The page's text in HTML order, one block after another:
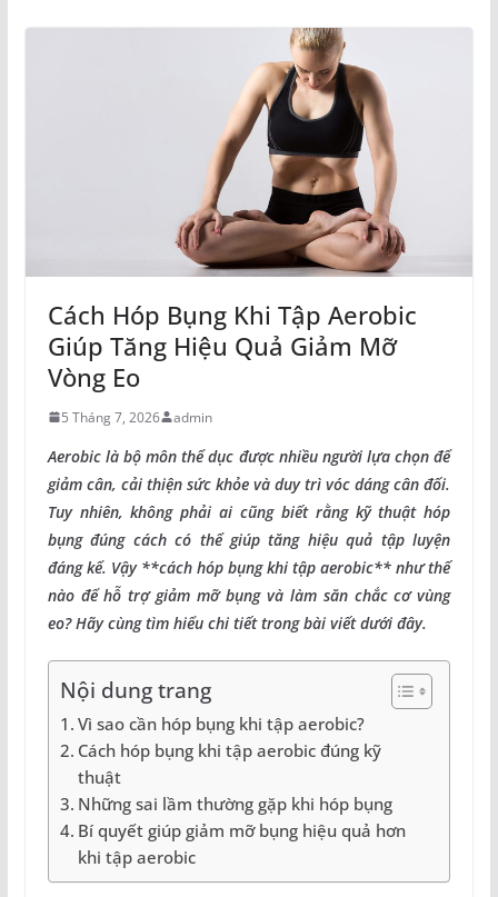
Cách Hóp Bụng Khi Tập Aerobic
Giúp Tăng Hiệu Quả Giảm Mỡ
Vòng Eo
5 Tháng 7, 2026 admin
Aerobic là bộ môn thể dục được nhiều người lựa chọn để
giảm cân, cải thiện sức khỏe và duy trì vóc dáng cân đối.
Tuy nhiên, không phải ai cũng biết rằng kỹ thuật hóp
bụng đúng cách có thể giúp tăng hiệu quả tập luyện
đáng kể. Vậy **cách hóp bụng khi tập aerobic** như thế
nào để hỗ trợ giảm mỡ bụng và làm săn chắc cơ vùng
eo? Hãy cùng tìm hiểu chi tiết trong bài viết dưới đây.
Nội dung trang
Vì sao cần hóp bụng khi tập aerobic?
Cách hóp bụng khi tập aerobic đúng kỹ
thuật
Những sai lầm thường gặp khi hóp bụng
Bí quyết giúp giảm mỡ bụng hiệu quả hơn
khi tập aerobic